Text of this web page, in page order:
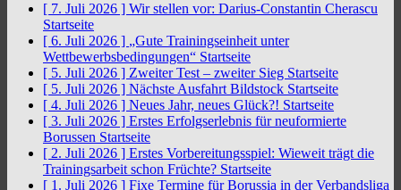
[ 7. Juli 2026 ] Wir stellen vor: Darius-Constantin Cherascu
Startseite
[ 6. Juli 2026 ] „Gute Trainingseinheit unter
Wettbewerbsbedingungen“ Startseite
[ 5. Juli 2026 ] Zweiter Test – zweiter Sieg Startseite
[ 5. Juli 2026 ] Nächste Ausfahrt Bildstock Startseite
[ 4. Juli 2026 ] Neues Jahr, neues Glück?! Startseite
[ 3. Juli 2026 ] Erstes Erfolgserlebnis für neuformierte
Borussen Startseite
[ 2. Juli 2026 ] Erstes Vorbereitungsspiel: Wieweit trägt die
Trainingsarbeit schon Früchte? Startseite
[ 1. Juli 2026 ] Fixe Termine für Borussia in der Verbandsliga